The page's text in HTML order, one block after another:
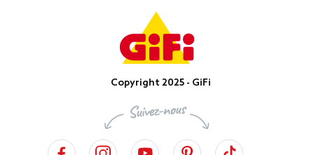
Copyright 2025 - GiFi